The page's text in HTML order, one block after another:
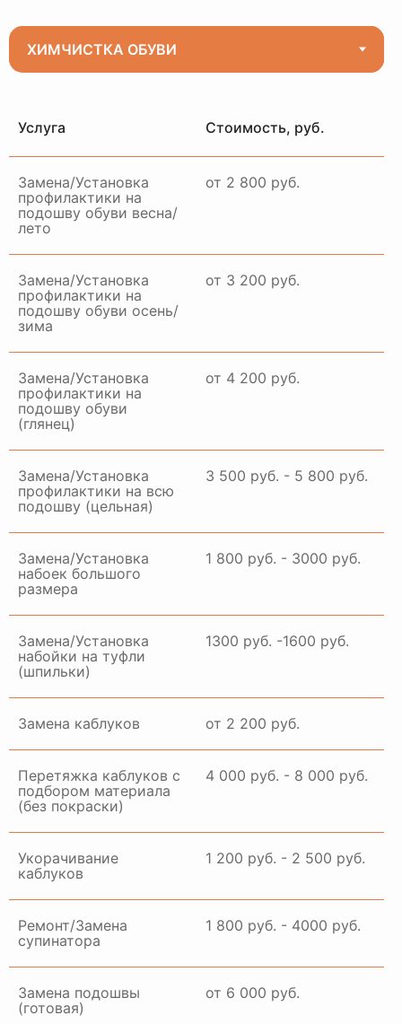
Услуга Стоимость, руб.
Замена/Установка
профилактики на
подошву обуви весна/
лето
от 2 800 руб.
Замена/Установка
профилактики на
подошву обуви осень/
зима
от 3 200 руб.
Замена/Установка
профилактики на
подошву обуви
(глянец)
от 4 200 руб.
Замена/Установка
профилактики на всю
подошву (цельная)
3 500 руб. - 5 800 руб.
Замена/Установка
набоек большого
размера
1 800 руб. - 3000 руб.
Замена/Установка
набойки на туфли
(шпильки)
1300 руб. -1600 руб.
Замена каблуков от 2 200 руб.
Перетяжка каблуков с
подбором материала
(без покраски)
4 000 руб. - 8 000 руб.
Укорачивание
каблуков
1 200 руб. - 2 500 руб.
Ремонт/Замена
супинатора
1 800 руб. - 4000 руб.
Замена подошвы
(готовая)
от 6 000 руб.